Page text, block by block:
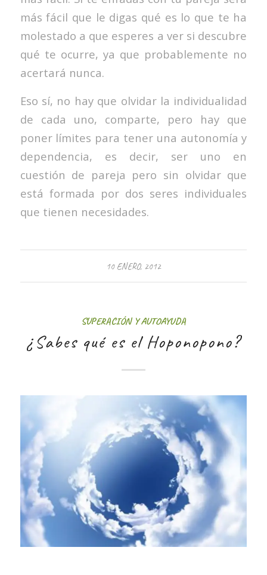
más fácil que le digas qué es lo que te ha
molestado a que esperes a ver si descubre
qué te ocurre, ya que probablemente no
acertará nunca.
Eso sí, no hay que olvidar la individualidad
de cada uno, comparte, pero hay que
poner límites para tener una autonomía y
dependencia, es decir, ser uno en
cuestión de pareja pero sin olvidar que
está formada por dos seres individuales
que tienen necesidades.
10 ENERO, 2012
SUPERACIÓN Y AUTOAYUDA
¿Sabes qué es el Hoponopono?